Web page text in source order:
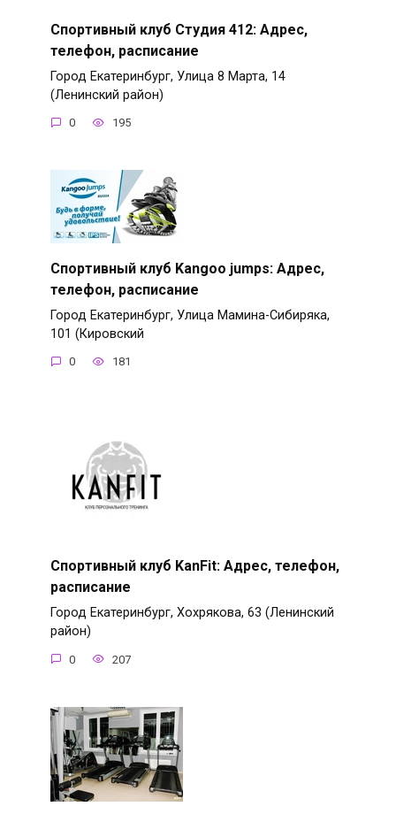
Спортивный клуб Студия 412: Адрес,
телефон, расписание
Город Екатеринбург, Улица 8 Марта, 14
(Ленинский район)
0 195
Спортивный клуб Kangoo jumps: Адрес,
телефон, расписание
Город Екатеринбург, Улица Мамина-Сибиряка,
101 (Кировский
0 181
Спортивный клуб KanFit: Адрес, телефон,
расписание
Город Екатеринбург, Хохрякова, 63 (Ленинский
район)
0 207